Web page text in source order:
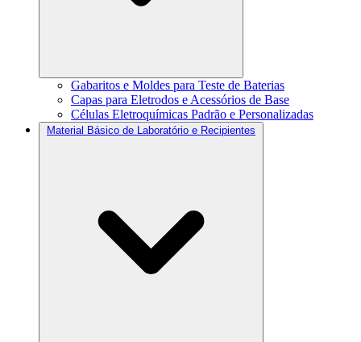
Gabaritos e Moldes para Teste de Baterias
Capas para Eletrodos e Acessórios de Base
Células Eletroquímicas Padrão e Personalizadas
Material Básico de Laboratório e Recipientes